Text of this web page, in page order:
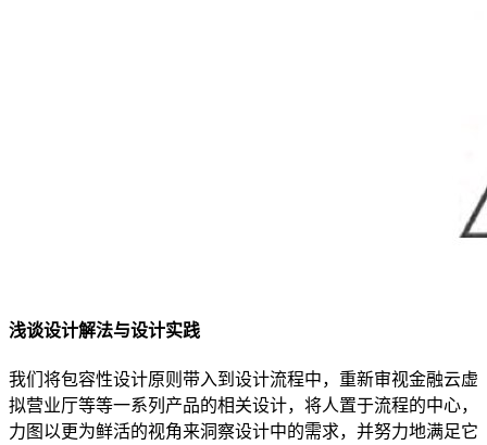
浅谈设计解法与设计实践
我们将包容性设计原则带入到设计流程中，重新审视金融云虚
拟营业厅等等一系列产品的相关设计，将人置于流程的中心，
力图以更为鲜活的视角来洞察设计中的需求，并努力地满足它